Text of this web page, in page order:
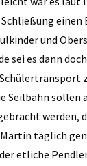
und
sei es dann
Seilbahn sollen
werden,
täglich
etliche